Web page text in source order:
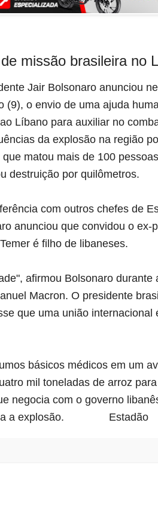
missão brasileira no
Jair Bolsonaro anunciou
(9), o envio de uma ajuda
Líbano para auxiliar no
da explosão na região
que matou mais de 100
destruição por quilômetros.
com outros chefes de
anunciou que convidou o ex-
é filho de libaneses.
afirmou Bolsonaro durante
Macron. O presidente
que uma união internacional
básicos médicos em um
mil toneladas de arroz
negocia com o governo
a explosão. Estadão